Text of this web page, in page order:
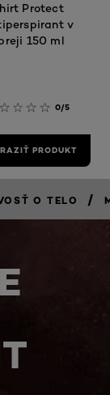
Protect
v
150 ml
0/5
PRODUKT
O TELO /